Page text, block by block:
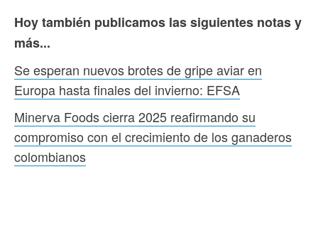
Hoy también publicamos las siguientes notas y
más...
Se esperan nuevos brotes de gripe aviar en
Europa hasta finales del invierno: EFSA
Minerva Foods cierra 2025 reafirmando su
compromiso con el crecimiento de los ganaderos
colombianos